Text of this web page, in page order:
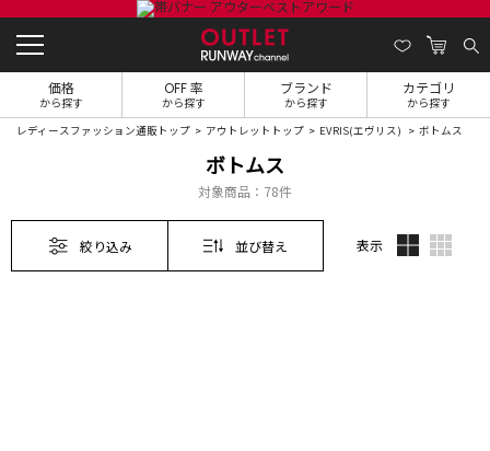
価格
から探す
OFF 率
から探す
ブランド
から探す
カテゴリ
から探す
レディースファッション通販トップ アウトレットトップ EVRIS(エヴリス) ボトムス
ボトムス
対象商品： 78件
絞り込み 並び替え 表示